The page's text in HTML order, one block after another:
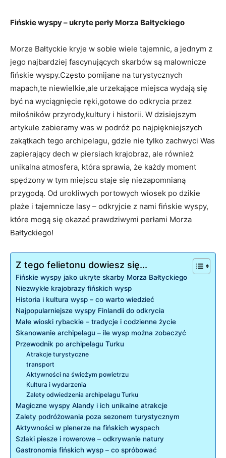
Fińskie wyspy –⁤ ukryte perły Morza Bałtyckiego
Morze ​Bałtyckie kryje w sobie wiele tajemnic, a jednym z⁢
jego najbardziej fascynujących skarbów są malownicze
fińskie wyspy.Często pomijane na ⁢turystycznych
mapach,te niewielkie,ale urzekające‌ miejsca wydają się
być na wyciągnięcie ręki,gotowe do odkrycia przez
miłośników przyrody,kultury i historii. W dzisiejszym
artykule zabieramy was w​ podróż po najpiękniejszych
zakątkach tego archipelagu, gdzie nie tylko zachwyci Was
zapierający dech w piersiach krajobraz, ale również
unikalna atmosfera, która sprawia,‍ że każdy moment
spędzony w​ tym miejscu staje⁣ się niezapomnianą
przygodą. ​Od urokliwych portowych wiosek po dzikie
plaże i tajemnicze lasy – odkryjcie z nami fińskie wyspy,
‍które mogą się okazać prawdziwymi perłami Morza
Bałtyckiego!
Z tego felietonu dowiesz się...
Fińskie wyspy jako ukryte skarby Morza Bałtyckiego
Niezwykłe krajobrazy fińskich wysp
Historia i kultura wysp – co warto wiedzieć
Najpopularniejsze wyspy Finlandii do odkrycia
Małe⁤ wioski rybackie – tradycje i codzienne życie
Skanowanie archipelagu – ile wysp można zobaczyć
Przewodnik po archipelagu Turku
Atrakcje turystyczne
transport
Aktywności na świeżym powietrzu
Kultura i wydarzenia
Zalety odwiedzenia archipelagu Turku
Magiczne wyspy Alandy i ich unikalne atrakcje
Zalety podróżowania poza⁢ sezonem ‍turystycznym
Aktywności w plenerze na fińskich⁢ wyspach
Szlaki piesze i rowerowe – odkrywanie natury
Gastronomia fińskich wysp – co spróbować